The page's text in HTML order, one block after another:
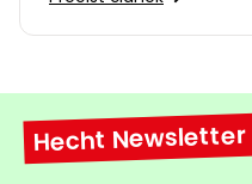
Hecht Newsletter